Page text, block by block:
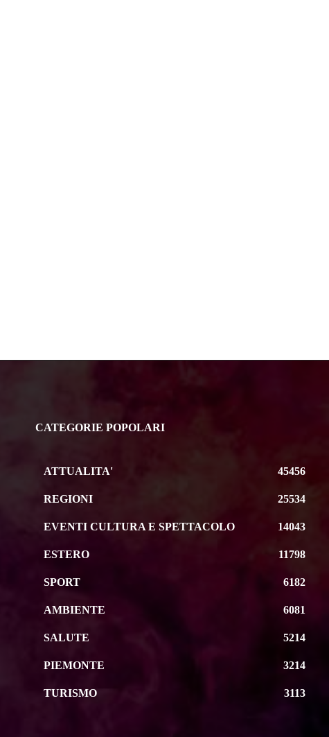
CATEGORIE POPOLARI
ATTUALITA' 45456
REGIONI 25534
EVENTI CULTURA E SPETTACOLO 14043
ESTERO 11798
SPORT 6182
AMBIENTE 6081
SALUTE 5214
PIEMONTE 3214
TURISMO 3113